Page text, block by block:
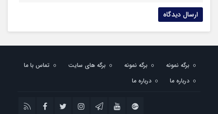
برگه نمونه برگه نمونه برگه های سایت
تماس با ما
درباره ما
درباره ما